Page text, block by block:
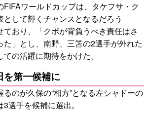
ワールドカップは、タケフサ・ク
して輝くチャンスとなるだろう
おり、「クボが背負うべき責任はさ
た」とし、南野、三笘の2選手が外れた
の活躍に期待をかけた。
を第一候補に
るのが久保の“相方”となる左シャドーの
選手を候補に選出。